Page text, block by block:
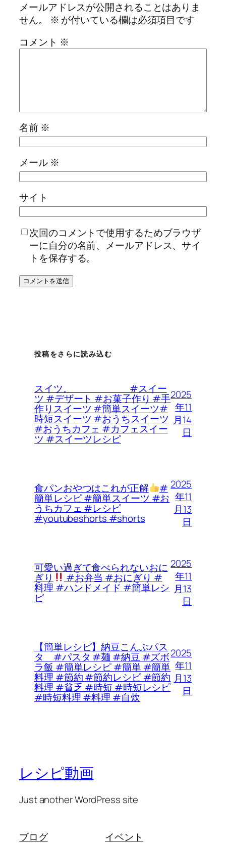
メールアドレスが公開されることはありま
せん。
※ が付いている欄は必須項目です
コメント ※
名前 ※
メール ※
サイト
次回のコメントで使用するためブラウザ
ーに自分の名前、メールアドレス、サイ
トを保存する。
投稿をさらに読み込む
スイツ。 #スイー
ツ #デザート #お菓子作り #手
作りスイーツ #簡単スイーツ#
時短スイーツ #おうちスイーツ
#おうちカフェ #カフェスイー
ツ #スイーツレシピ
2025
年11
月14
日
食パンおやつはこれが正解 #
簡単レシピ #簡単スイーツ #お
うちカフェ #レシピ
#youtubeshorts #shorts
2025
年11
月13
日
可愛い過ぎて食べられないおに
ぎり #お弁当 #おにぎり #
料理 #ハンドメイド #簡単レシ
ピ
2025
年11
月13
日
【簡単レシピ】納豆こんぶパス
タ #パスタ #麺 #納豆 #ズボ
ラ飯 #簡単レシピ #簡単 #簡単
料理 #節約 #節約レシピ #節約
料理 #貧乏 #時短 #時短レシピ
#時短料理 #料理 #自炊
2025
年11
月13
日
レシピ動画
Just another WordPress site
ブログ
イベント